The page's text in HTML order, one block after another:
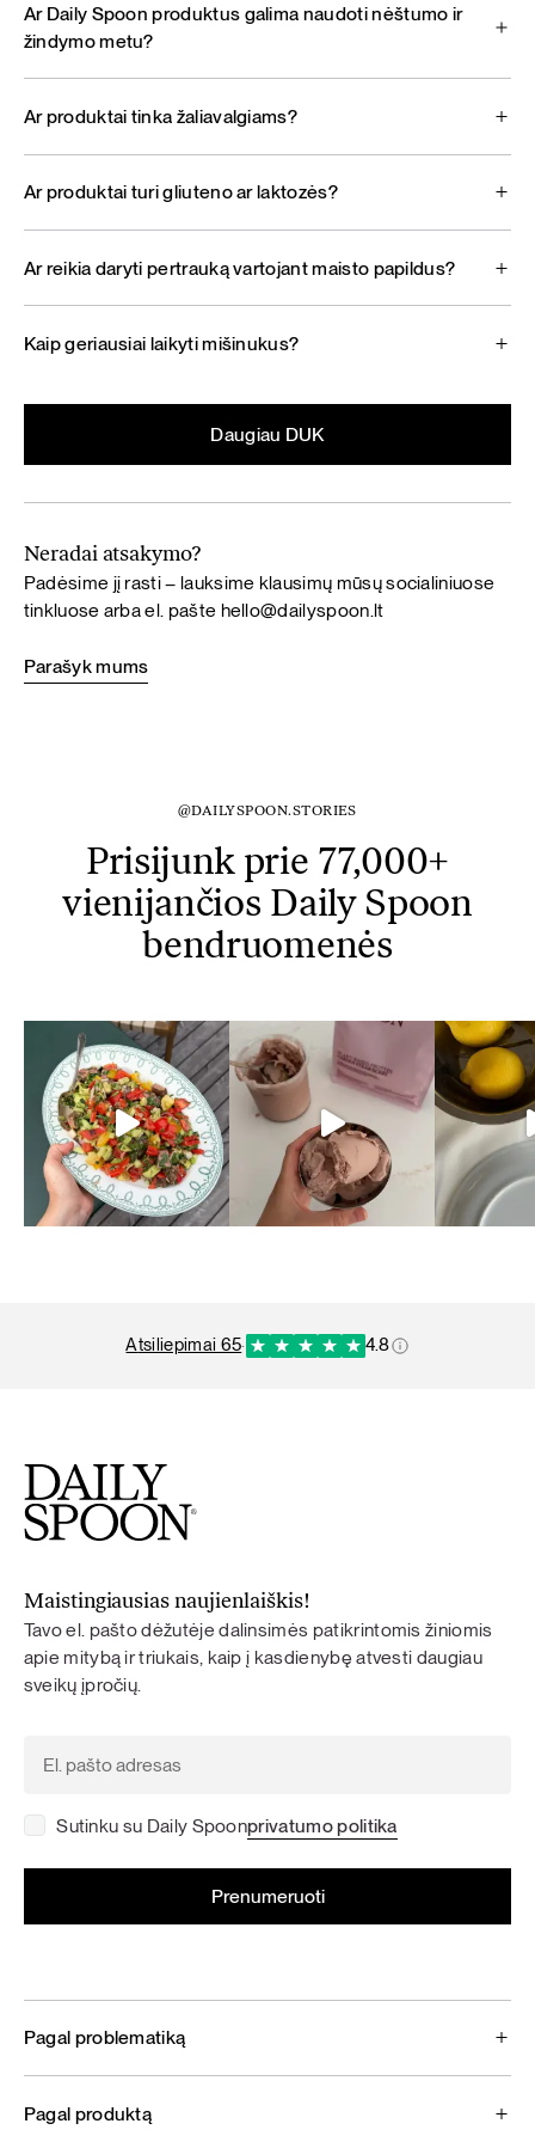
Ar Daily Spoon produktus galima naudoti nėštumo ir
žindymo metu?
Ar produktai tinka žaliavalgiams?
Ar produktai turi gliuteno ar laktozės?
Ar reikia daryti pertrauką vartojant maisto papildus?
Kaip geriausiai laikyti mišinukus?
Daugiau DUK
Neradai atsakymo?
Padėsime jį rasti – lauksime klausimų mūsų socialiniuose
tinkluose arba el. pašte hello@dailyspoon.lt
Parašyk mums
@DAILYSPOON.STORIES
Prisijunk prie 77,000+
vienijančios Daily Spoon
bendruomenės
atsiliepimai 65· 4.8
Maistingiausias naujienlaiškis!
Tavo el. pašto dėžutėje dalinsimės patikrintomis žiniomis
apie mitybą ir triukais, kaip į kasdienybę atvesti daugiau
sveikų įpročių.
Sutinku su Daily Spoonprivatumo politika
Pagal problematiką
Pagal produktą